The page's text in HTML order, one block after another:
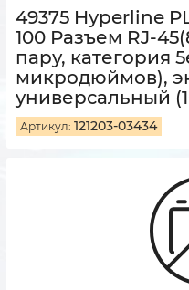
49375 Hyperline
100 Разъем RJ-
пару, категория
микродюймов),
универсальный
Артикул: 121203-03434